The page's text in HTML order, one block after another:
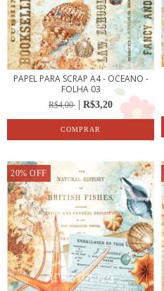
PAPEL PARA SCRAP A4 - OCEANO -
FOLHA 03
R$4,00 R$3,20
20% OFF